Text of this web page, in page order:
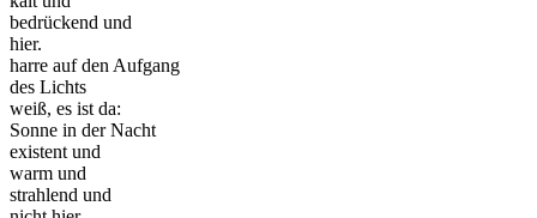
bedrückend und
hier.
harre auf den Aufgang
des Lichts
weiß, es ist da:
Sonne in der Nacht
existent und
warm und
strahlend und